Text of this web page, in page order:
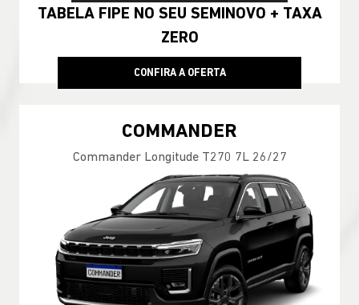
TABELA FIPE NO SEU SEMINOVO + TAXA
ZERO
CONFIRA A OFERTA
COMMANDER
Commander Longitude T270 7L 26/27